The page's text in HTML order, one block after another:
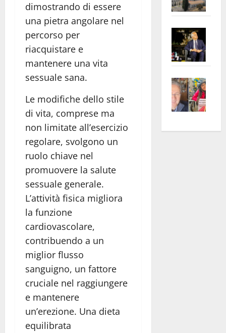
dimostrando di essere
una pietra angolare nel
percorso per
riacquistare e
mantenere una vita
sessuale sana.
Le modifiche dello stile
di vita, comprese ma
non limitate all’esercizio
regolare, svolgono un
ruolo chiave nel
promuovere la salute
sessuale generale.
L’attività fisica migliora
la funzione
cardiovascolare,
contribuendo a un
miglior flusso
sanguigno, un fattore
cruciale nel raggiungere
e mantenere
un’erezione. Una dieta
equilibrata
euro
apre